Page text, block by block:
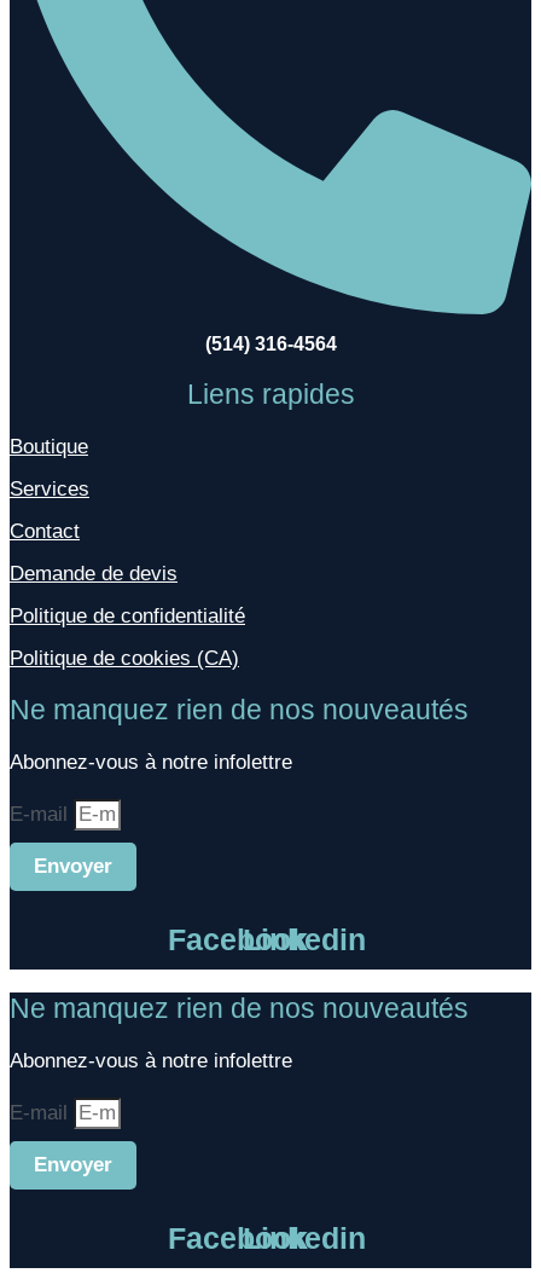
(514) 316-4564
Liens rapides
Boutique
Services
Contact
Demande de devis
Politique de confidentialité
Politique de cookies (CA)
Ne manquez rien de nos nouveautés
Abonnez-vous à notre infolettre
E-mail
Envoyer
Facebook
Linkedin
Ne manquez rien de nos nouveautés
Abonnez-vous à notre infolettre
E-mail
Envoyer
Facebook
Linkedin